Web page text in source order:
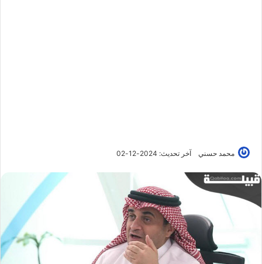
محمد حسني آخر تحديث: 2024-12-02